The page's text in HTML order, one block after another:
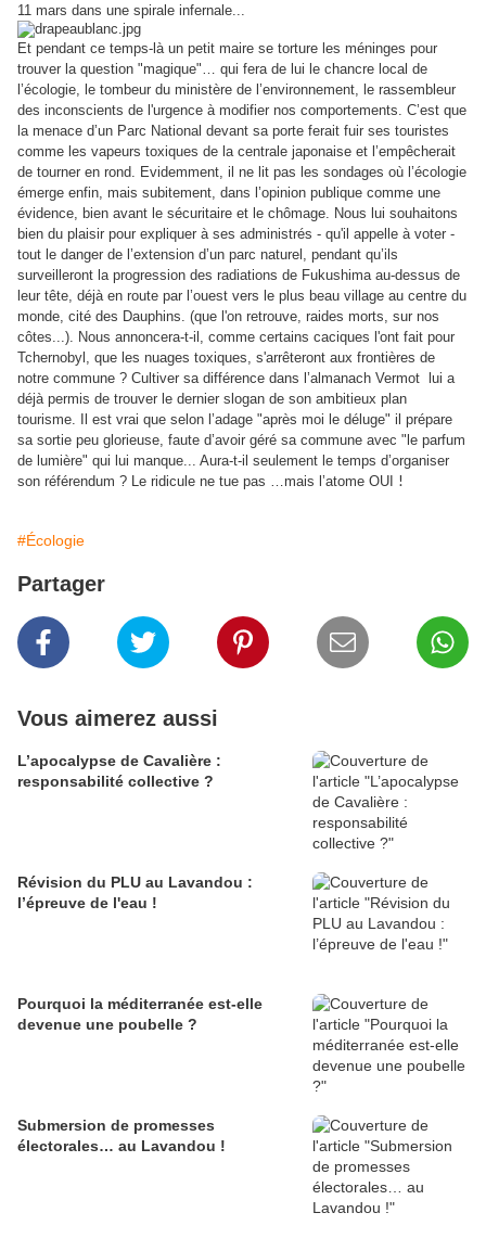
11 mars dans une spirale infernale...
Et pendant ce temps-là un petit maire se torture les méninges pour
trouver la question "magique"… qui fera de lui le chancre local de
l’écologie, le tombeur du ministère de l’environnement, le rassembleur
des inconscients de l'urgence à modifier nos comportements. C’est que
la menace d’un Parc National devant sa porte ferait fuir ses touristes
comme les vapeurs toxiques de la centrale japonaise et l’empêcherait
de tourner en rond. Evidemment, il ne lit pas les sondages où l’écologie
émerge enfin, mais subitement, dans l’opinion publique comme une
évidence, bien avant le sécuritaire et le chômage. Nous lui souhaitons
bien du plaisir pour expliquer à ses administrés - qu'il appelle à voter -
tout le danger de l’extension d’un parc naturel, pendant qu’ils
surveilleront la progression des radiations de Fukushima au-dessus de
leur tête, déjà en route par l’ouest vers le plus beau village au centre du
monde, cité des Dauphins. (que l'on retrouve, raides morts, sur nos
côtes...). Nous annoncera-t-il, comme certains caciques l'ont fait pour
Tchernobyl, que les nuages toxiques, s'arrêteront aux frontières de
notre commune ? Cultiver sa différence dans l’almanach Vermot
lui a
déjà permis de trouver le dernier slogan de son ambitieux plan
tourisme. Il est vrai que selon l’adage "après moi le déluge" il prépare
sa sortie peu glorieuse, faute d’avoir géré sa commune avec "le parfum
de lumière" qui lui manque... Aura-t-il seulement le temps d’organiser
son référendum ? Le ridicule ne tue pas …mais l’atome OUI !
#Écologie
Partager
Vous aimerez aussi
L’apocalypse de Cavalière :
responsabilité collective ?
Révision du PLU au Lavandou :
l’épreuve de l'eau !
Pourquoi la méditerranée est-elle
devenue une poubelle ?
Submersion de promesses
électorales… au Lavandou !